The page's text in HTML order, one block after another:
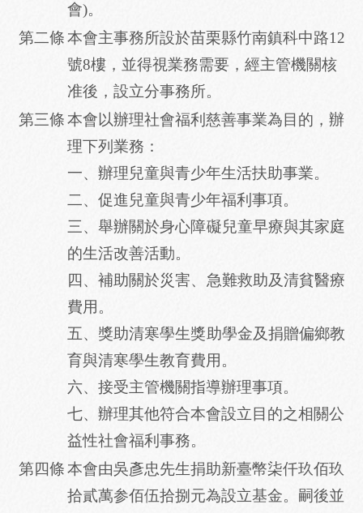
會)。
第二條本會主事務所設於苗栗縣竹南鎮科中路12
號8樓，並得視業務需要，經主管機關核
准後，設立分事務所。
第三條本會以辦理社會福利慈善事業為目的，辦
理下列業務：
一、辦理兒童與青少年生活扶助事業。
二、促進兒童與青少年福利事項。
三、舉辦關於身心障礙兒童早療與其家庭
的生活改善活動。
四、補助關於災害、急難救助及清貧醫療
費用。
五、獎助清寒學生獎助學金及捐贈偏鄉教
育與清寒學生教育費用。
六、接受主管機關指導辦理事項。
七、辦理其他符合本會設立目的之相關公
益性社會福利事務。
第四條本會由吳彥忠先生捐助新臺幣柒仟玖佰玖
拾貳萬参佰伍拾捌元為設立基金。嗣後並